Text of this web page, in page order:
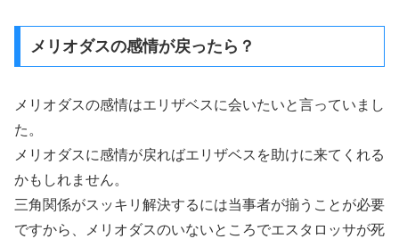
メリオダスの感情が戻ったら？
メリオダスの感情はエリザベスに会いたいと言っていまし
た。
メリオダスに感情が戻ればエリザベスを助けに来てくれる
かもしれません。
三角関係がスッキリ解決するには当事者が揃うことが必要
ですから、メリオダスのいないところでエスタロッサが死